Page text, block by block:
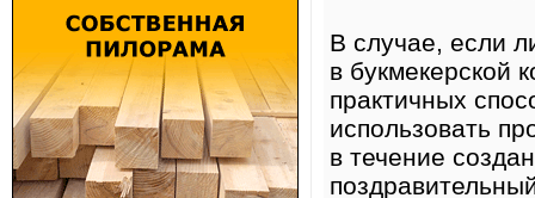
В случае, если
в букмекерской
практичных
использовать
в течение